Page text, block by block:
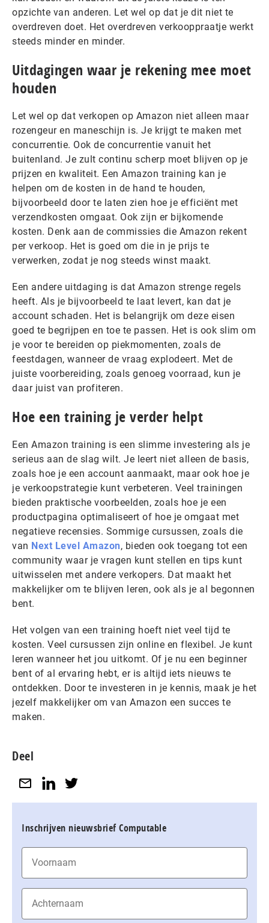
opzichte van anderen. Let wel op dat je dit niet te
overdreven doet. Het overdreven verkooppraatje werkt
steeds minder en minder.
Uitdagingen waar je rekening mee moet
houden
Let wel op dat verkopen op Amazon niet alleen maar
rozengeur en maneschijn is. Je krijgt te maken met
concurrentie. Ook de concurrentie vanuit het
buitenland. Je zult continu scherp moet blijven op je
prijzen en kwaliteit. Een Amazon training kan je
helpen om de kosten in de hand te houden,
bijvoorbeeld door te laten zien hoe je efficiënt met
verzendkosten omgaat. Ook zijn er bijkomende
kosten. Denk aan de commissies die Amazon rekent
per verkoop. Het is goed om die in je prijs te
verwerken, zodat je nog steeds winst maakt.
Een andere uitdaging is dat Amazon strenge regels
heeft. Als je bijvoorbeeld te laat levert, kan dat je
account schaden. Het is belangrijk om deze eisen
goed te begrijpen en toe te passen. Het is ook slim om
je voor te bereiden op piekmomenten, zoals de
feestdagen, wanneer de vraag explodeert. Met de
juiste voorbereiding, zoals genoeg voorraad, kun je
daar juist van profiteren.
Hoe een training je verder helpt
Een Amazon training is een slimme investering als je
serieus aan de slag wilt. Je leert niet alleen de basis,
zoals hoe je een account aanmaakt, maar ook hoe je
je verkoopstrategie kunt verbeteren. Veel trainingen
bieden praktische voorbeelden, zoals hoe je een
productpagina optimaliseert of hoe je omgaat met
negatieve recensies. Sommige cursussen, zoals die
van Next Level Amazon, bieden ook toegang tot een
community waar je vragen kunt stellen en tips kunt
uitwisselen met andere verkopers. Dat maakt het
makkelijker om te blijven leren, ook als je al begonnen
bent.
Het volgen van een training hoeft niet veel tijd te
kosten. Veel cursussen zijn online en flexibel. Je kunt
leren wanneer het jou uitkomt. Of je nu een beginner
bent of al ervaring hebt, er is altijd iets nieuws te
ontdekken. Door te investeren in je kennis, maak je het
jezelf makkelijker om van Amazon een succes te
maken.
Deel
Inschrijven nieuwsbrief Computable